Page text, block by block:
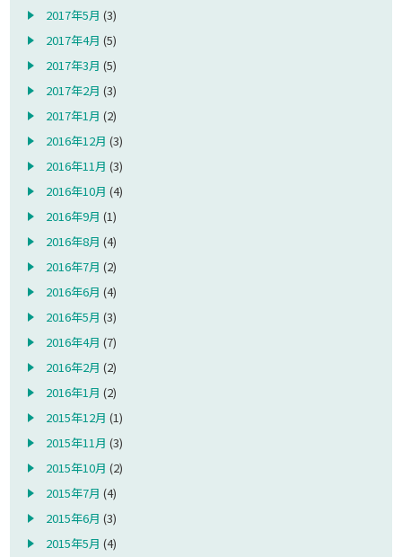
2017年5月 (3)
2017年4月 (5)
2017年3月 (5)
2017年2月 (3)
2017年1月 (2)
2016年12月 (3)
2016年11月 (3)
2016年10月 (4)
2016年9月 (1)
2016年8月 (4)
2016年7月 (2)
2016年6月 (4)
2016年5月 (3)
2016年4月 (7)
2016年2月 (2)
2016年1月 (2)
2015年12月 (1)
2015年11月 (3)
2015年10月 (2)
2015年7月 (4)
2015年6月 (3)
2015年5月 (4)